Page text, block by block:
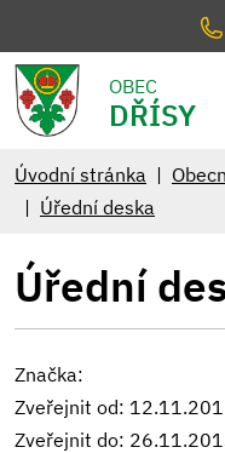
OBEC
DŘÍSY
Úvodní stránka
Úřední deska
Úřední
Značka:
Zveřejnit od:
Zveřejnit do: